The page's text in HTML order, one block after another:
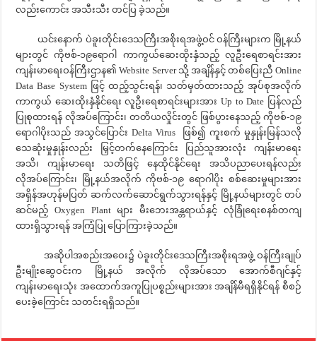
လည်းကောင်း အသီးသီး တင်ပြ ခဲ့သည်။
ယင်းနောက် ပဲခူးတိုင်းဒေသကြီးအစိုးရအဖွဲ့ဝင် ဝန်ကြီးများက မြို့နယ်
များတွင် ကိုဗစ်-၁၉ရောဂါ ကာကွယ်ဆေးထိုးနှံသည့် လူဦးရေစာရင်းအား
ကျန်းမာရေးဝန်ကြီးဌာန၏ Website Server သို့ အချိန်နှင့် တစ်ပြေးညီ Online
Data Base System ဖြင့် ထည့်သွင်းရန်၊ သတ်မှတ်ထားသည့် အုပ်စုအလိုက်
ကာကွယ် ဆေးထိုးနှံနိုင်ရေး လူဦးရေစာရင်းများအား Up to Date ပြန်လည်
ပြုစုထားရန် လိုအပ်ကြောင်း၊ တတိယလှိုင်းတွင် ဖြစ်ပွားနေသည့် ကိုဗစ်-၁၉
ရောဂါပိုးသည် အသွင်ပြောင်း Delta Virus ဖြစ်၍ ကူးစက် မှုနှုန်းမြန်သလို
သေဆုံးမှုနှုန်းလည်း မြှင့်တက်နေကြောင်း ပြည်သူအားလုံး ကျန်းမာရေး
အသိ၊ ကျန်းမာရေး သတိဖြင့် နေထိုင်နိုင်ရေး အသိပညာပေးရန်လည်း
လိုအပ်ကြောင်း၊ မြို့နယ်အလိုက် ကိုဗစ်-၁၉ ရောဂါပိုး စစ်ဆေးမှုများအား
အရှိန်အဟုန်မပြတ် ဆက်လက်ဆောင်ရွက်သွားရန်နှင့် မြို့နယ်များတွင် တပ်
ဆင်မည့် Oxygen Plant များ မီးဘေးအန္တရာယ်နှင့် လုံခြုံရေးစနစ်တကျ
ထားရှိသွားရန် အကြံပြု ပြောကြားခဲ့သည်။
အဆိုပါအစည်းအဝေး၌ ပဲခူးတိုင်းဒေသကြီးအစိုးရအဖွဲ့ ဝန်ကြီးချုပ်
ဦးမျိုးဆွေဝင်းက မြို့နယ် အလိုက် လိုအပ်သော အောက်စီဂျင်နှင့်
ကျန်းမာရေးသုံး အထောက်အကူပြုပစ္စည်းများအား အချိန်မီရရှိနိုင်ရန် စီစဉ်
ပေးခဲ့ကြောင်း သတင်းရရှိသည်။